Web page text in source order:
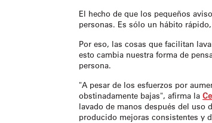
El hecho de que los pequeños
personas. Es sólo un hábito
Por eso, las cosas que facilitan
esto cambia nuestra forma de
persona.
"A pesar de los esfuerzos por
obstinadamente bajas", afirma la
lavado de manos después del uso
producido mejoras consistentes y